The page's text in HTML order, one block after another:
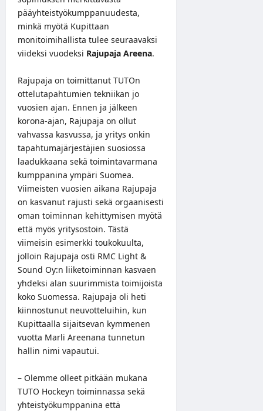
pääyhteistyökumppanuudesta,
minkä myötä Kupittaan
monitoimihallista tulee seuraavaksi
viideksi vuodeksi Rajupaja Areena.
Rajupaja on toimittanut TUTOn
ottelutapahtumien tekniikan jo
vuosien ajan. Ennen ja jälkeen
korona-ajan, Rajupaja on ollut
vahvassa kasvussa, ja yritys onkin
tapahtumajärjestäjien suosiossa
laadukkaana sekä toimintavarmana
kumppanina ympäri Suomea.
Viimeisten vuosien aikana Rajupaja
on kasvanut rajusti sekä orgaanisesti
oman toiminnan kehittymisen myötä
että myös yritysostoin. Tästä
viimeisin esimerkki toukokuulta,
jolloin Rajupaja osti RMC Light &
Sound Oy:n liiketoiminnan kasvaen
yhdeksi alan suurimmista toimijoista
koko Suomessa. Rajupaja oli heti
kiinnostunut neuvotteluihin, kun
Kupittaalla sijaitsevan kymmenen
vuotta Marli Areenana tunnetun
hallin nimi vapautui.
– Olemme olleet pitkään mukana
TUTO Hockeyn toiminnassa sekä
yhteistyökumppanina että